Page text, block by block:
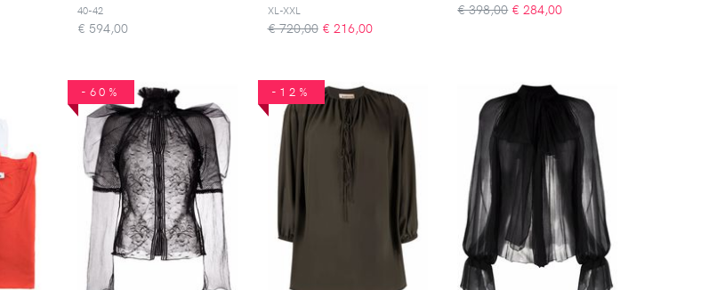
40-42
€ 594,00
XL-XXL
€ 720,00 € 216,00
€ 398,00 € 284,00
-60% -12%